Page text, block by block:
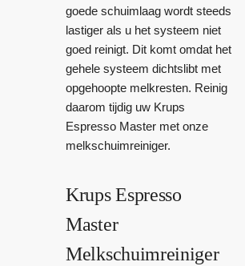
goede schuimlaag wordt steeds
lastiger als u het systeem niet
goed reinigt. Dit komt omdat het
gehele systeem dichtslibt met
opgehoopte melkresten. Reinig
daarom tijdig uw Krups
Espresso Master met onze
melkschuimreiniger.
Krups Espresso
Master
Melkschuimreiniger